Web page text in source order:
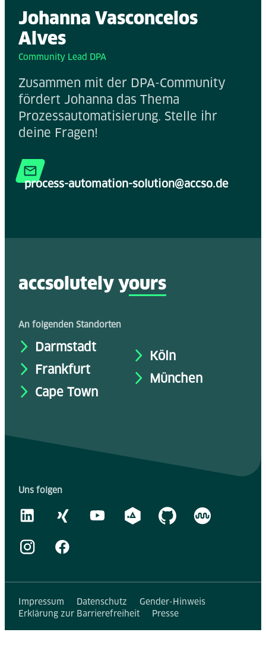
Johanna Vasconcelos
Alves
Community Lead DPA
Zusammen mit der DPA-Community
fördert Johanna das Thema
Prozessautomatisierung. Stelle ihr
deine Fragen!
process-automation-solution@accso.de
accsolutely yours
An folgenden Standorten
Darmstadt
Frankfurt
Cape Town
Köln
München
Uns folgen
Impressum Datenschutz
Gender-Hinweis
Erklärung zur Barrierefreiheit
Presse